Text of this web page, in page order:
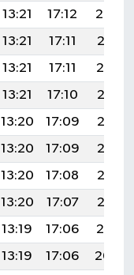
13:21 17:12
20:22
13:21 17:11
20:21
13:21 17:11
20:19
13:21 17:10
20:18
13:20 17:09
20:16
13:20 17:09
20:15
13:20 17:08
20:13
13:20 17:07
20:12
13:19 17:06
20:10
13:19 17:06
20:09